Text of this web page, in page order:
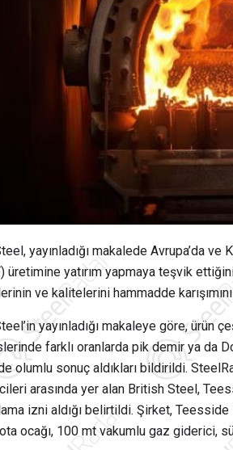
yayınladığı makalede Avrupa’da
üretimine yatırım yapmaya teşvik
ve kalitelerini hammadde
yayınladığı makaleye göre, ürün
farklı oranlarda pik demir ya da
olumlu sonuç aldıkları bildirildi.
arasında yer alan British Steel,
izni aldığı belirtildi. Şirket,
ocağı, 100 mt vakumlu gaz giderici,